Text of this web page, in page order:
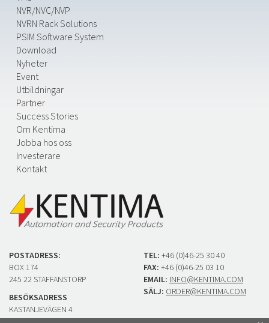
NVR/NVC/NVP
NVRN Rack Solutions
PSIM Software System
Download
Nyheter
Event
Utbildningar
Partner
Success Stories
Om Kentima
Jobba hos oss
Investerare
Kontakt
POSTADRESS:
BOX 174
245 22 STAFFANSTORP
BESÖKSADRESS
KASTANJEVÄGEN 4
TEL: +46 (0)46-25 30 40
FAX: +46 (0)46-25 03 10
EMAIL: INFO@KENTIMA.COM
SÄLJ: ORDER@KENTIMA.COM